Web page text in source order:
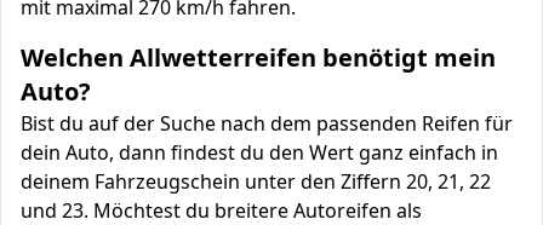
mit maximal 270 km/h fahren.
Welchen Allwetterreifen benötigt mein
Auto?
Bist du auf der Suche nach dem passenden Reifen für
dein Auto, dann findest du den Wert ganz einfach in
deinem Fahrzeugschein unter den Ziffern 20, 21, 22
und 23. Möchtest du breitere Autoreifen als